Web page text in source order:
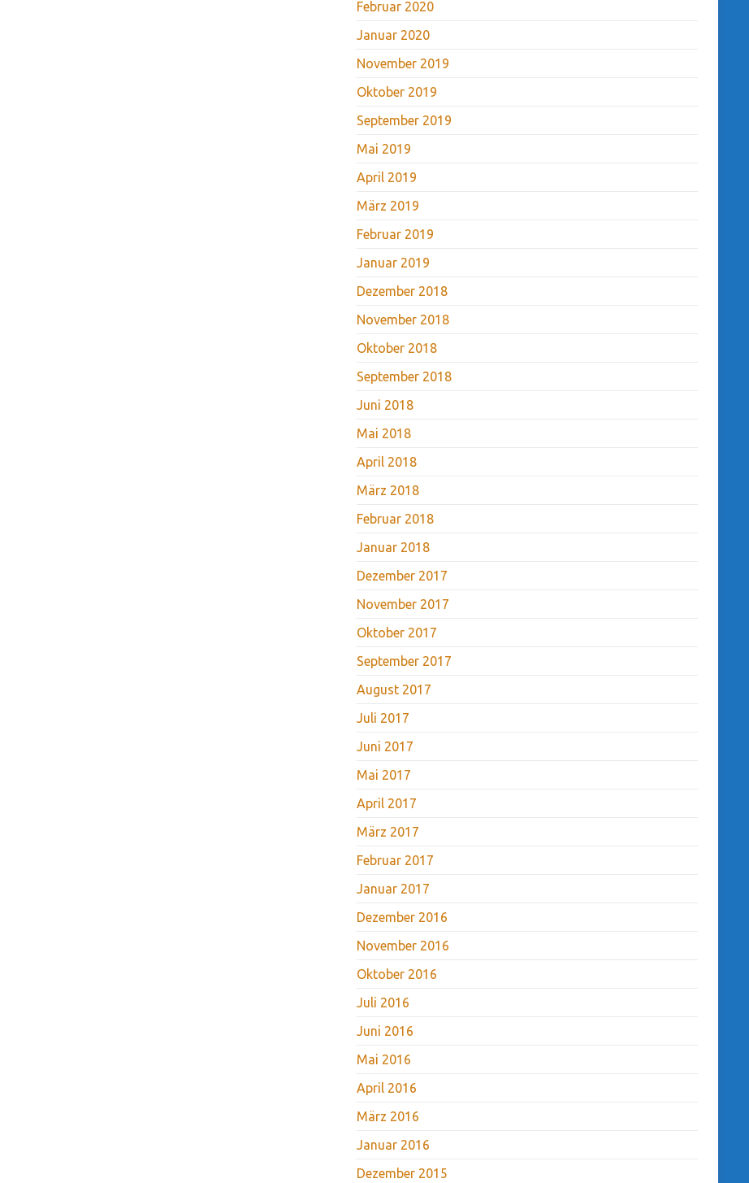
Februar 2020
Januar 2020
November 2019
Oktober 2019
September 2019
Mai 2019
April 2019
März 2019
Februar 2019
Januar 2019
Dezember 2018
November 2018
Oktober 2018
September 2018
Juni 2018
Mai 2018
April 2018
März 2018
Februar 2018
Januar 2018
Dezember 2017
November 2017
Oktober 2017
September 2017
August 2017
Juli 2017
Juni 2017
Mai 2017
April 2017
März 2017
Februar 2017
Januar 2017
Dezember 2016
November 2016
Oktober 2016
Juli 2016
Juni 2016
Mai 2016
April 2016
März 2016
Januar 2016
Dezember 2015